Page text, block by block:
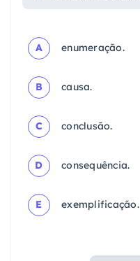
A enumeração.
B causa.
C conclusão.
D consequência.
E exemplificação.